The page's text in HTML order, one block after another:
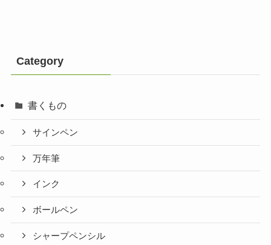
Category
書くもの
サインペン
万年筆
インク
ボールペン
シャープペンシル